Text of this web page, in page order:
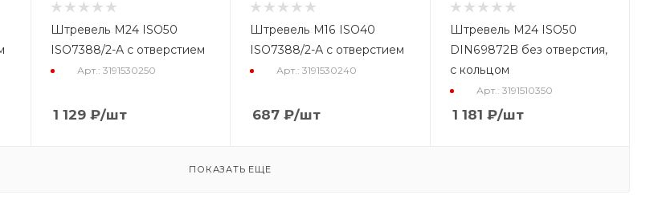
Штревель М24 ISO50
ISO7388/2-А с отверстием
Арт.: 3191530250
1 129₽/шт
Штревель М16 ISO40
ISO7388/2-А с отверстием
Арт.: 3191530240
687 ₽/шт
Штревель M24 ISO50
DIN69872B без отверстия,
с кольцом
Арт.: 3191510350
1 181 ₽/шт
ПОКАЗАТЬ ЕЩЕ